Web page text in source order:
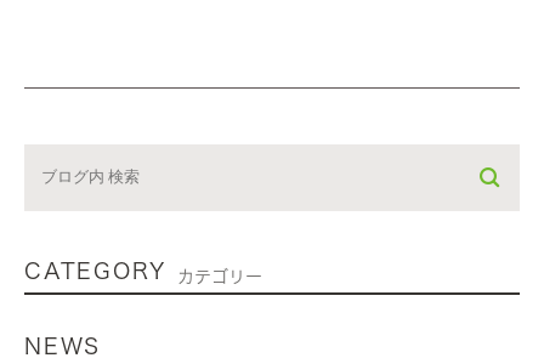
CATEGORY カテゴリー
NEWS